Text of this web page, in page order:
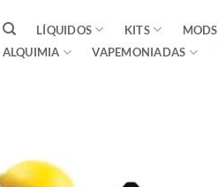
LÍQUIDOS KITS MODS
ALQUIMIA
VAPEMONIADAS